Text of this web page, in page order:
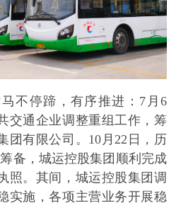
不停蹄，有序推进：7月6
交通企业调整重组工作，筹
团有限公司。10月22日，历
备，城运控股集团顺利完成
照。其间，城运控股集团调
实施，各项主营业务开展稳